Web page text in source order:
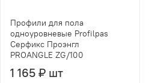
Профили для пола
одноуровневые Profilpas
Серфикс Проэнгл
PROANGLE ZG/100
1 165 ₽ шт